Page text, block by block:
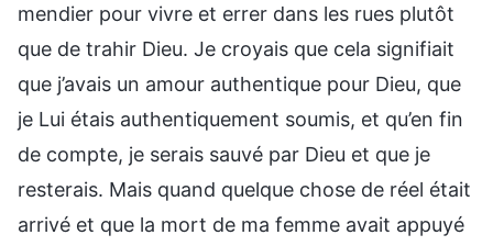
mendier pour vivre et errer dans les rues plutôt
que de trahir Dieu. Je croyais que cela signifiait
que j’avais un amour authentique pour Dieu, que
je Lui étais authentiquement soumis, et qu’en fin
de compte, je serais sauvé par Dieu et que je
resterais. Mais quand quelque chose de réel était
arrivé et que la mort de ma femme avait appuyé